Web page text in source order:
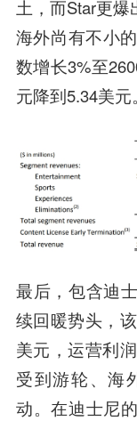
土，而Star更
海外尚有不小
数增长3%至
元降到5.34美元。
最后，包含迪
续回暖势头，
美元，运营利
受到游轮、海
动。在迪士尼